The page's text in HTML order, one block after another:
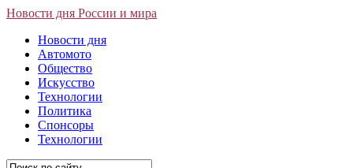
Новости дня России и мира
Новости дня
Автомото
Общество
Искусство
Технологии
Политика
Спонсоры
Технологии